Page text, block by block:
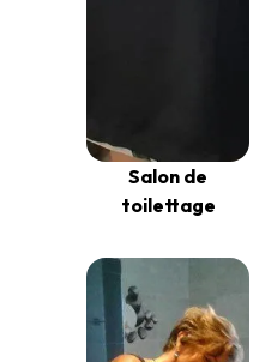
Salon de
toilettage